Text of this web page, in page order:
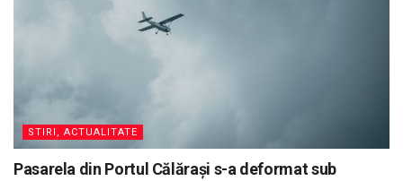
STIRI, ACTUALITATE
Pasarela din Portul Călărași s-a deformat sub